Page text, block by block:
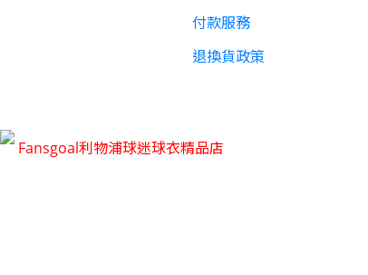
付款服務
退換貨政策
Fansgoal利物浦球迷球衣精品店